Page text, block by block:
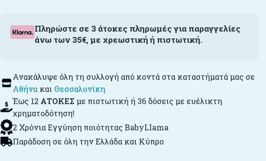
Πληρώστε σε 3 άτοκες πληρωμές για παραγγελίες
άνω των 35€, με χρεωστική ή πιστωτική.
Ανακάλυψε όλη τη συλλογή από κοντά στα καταστήματά μας σε
Αθήνακαι Θεσσαλονίκη
Έως 12 ΑΤΟΚΕΣ με πιστωτική ή 36 δόσεις με ευέλικτη
χρηματοδότηση!
2 Χρόνια Εγγύηση ποιότητας BabyLlama
Παράδοση σε όλη την Ελλάδα και Κύπρο